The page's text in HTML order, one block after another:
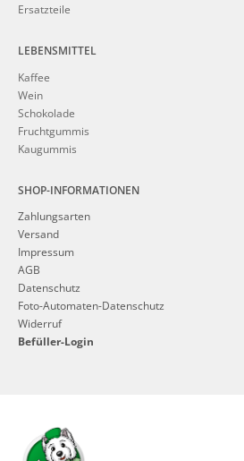
Ersatzteile
LEBENSMITTEL
Kaffee
Wein
Schokolade
Fruchtgummis
Kaugummis
SHOP-INFORMATIONEN
Zahlungsarten
Versand
Impressum
AGB
Datenschutz
Foto-Automaten-Datenschutz
Widerruf
Befüller-Login